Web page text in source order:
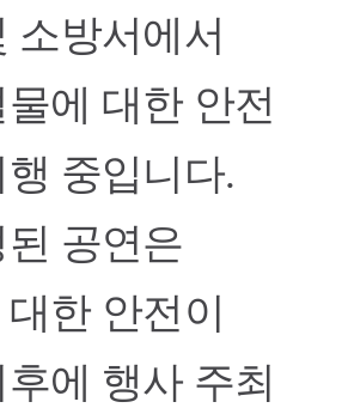
소방서에서
에 대한 안전
행 중입니다.
공연은
한 안전이
에 행사 주최